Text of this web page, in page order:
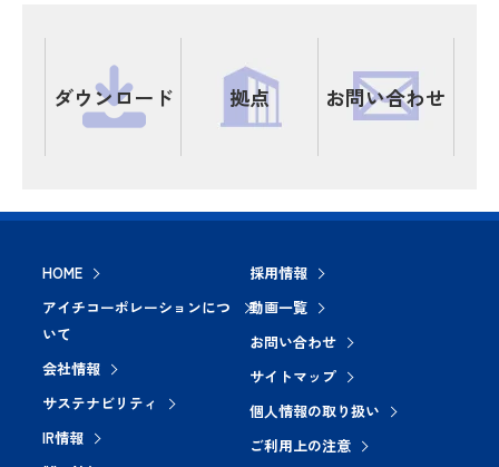
ダウンロード 拠点 お問い合わせ
HOME
アイチコーポレーションにつ
いて
会社情報
サステナビリティ
IR情報
採用情報
動画一覧
お問い合わせ
サイトマップ
個人情報の取り扱い
ご利用上の注意